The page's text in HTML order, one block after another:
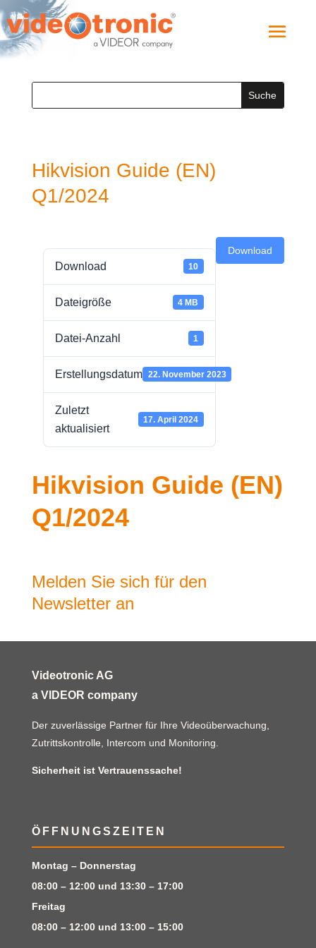
Hikvision Guide (EN)
Q1/2024
Download
Download 10
Dateigröße 4 MB
Datei-Anzahl 1
Erstellungsdatum 22. November 2023
Zuletzt
aktualisiert
17. April 2024
Hikvision Guide (EN)
Q1/2024
Melden Sie sich für den
Newsletter an
Videotronic AG
a VIDEOR company
Der zuverlässige Partner für Ihre Videoüberwachung,
Zutrittskontrolle, Intercom und Monitoring.
Sicherheit ist Vertrauenssache!
ÖFFNUNGSZEITEN
Montag – Donnerstag
08:00 – 12:00 und 13:30 – 17:00
Freitag
08:00 – 12:00 und 13:00 – 15:00